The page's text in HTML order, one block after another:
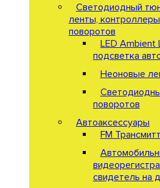
Светодиодный
ленты,
поворотов
LED Ambient
подсветка
Неоновые
поворотов
Автоаксессуары
FM
свидетель на